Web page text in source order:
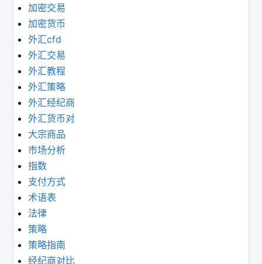
加密交易
加密货币
外汇cfd
外汇交易
外汇教程
外汇策略
外汇经纪商
外汇货币对
大宗商品
市场分析
指数
支付方式
术语表
法律
策略
策略指南
经纪商对比